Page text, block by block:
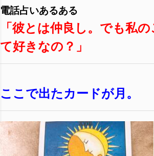
電話占いあるある
「彼とは仲良し。でも私
て好きなの？」
ここで出たカードが月。